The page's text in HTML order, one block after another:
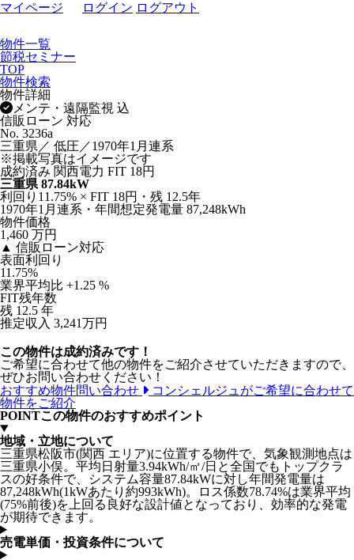
マイページ ログイン ログアウト
物件一覧
節税セミナー
TOP
物件検索
物件詳細
メンテ・遠隔監視 込
信販ローン 対応
No. 3236a
三重県／ 低圧／1970年1月連系
※掲載写真はイメージです
成約済み 関西電力 FIT 18円
三重県 87.84kW
利回り11.75% × FIT 18円・残 12.5年
1970年1月連系・年間想定発電量 87,248kWh
物件価格
1,460 万円
▲ 信販ローン対応
表面利回り
11.75%
業界平均比 +1.25 %
FIT残年数
残 12.5 年
推定収入 3,241万円
この物件は成約済みです！
ご希望に合わせて他の物件をご紹介させていただきますので、
ぜひお問い合わせください！
おすすめ物件問い合わせ
コンシェルジュがご希望に合わせて
物件をご紹介
POINTこの物件のおすすめポイント
地域・立地について
三重県松阪市(関西 エリア)に位置する物件で、気象観測地点は
三重県小俣。平均日射量3.94kWh/㎡/日と全国でもトップクラ
スの好条件で、システム容量87.84kWに対し年間発電量は
87,248kWh(1kWあたり約993kWh)。ロス係数78.74%は業界平均
(75%前後)を上回る良好な設計値となっており、効率的な発電
が期待できます。
売電単価・投資条件について